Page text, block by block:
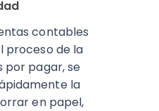
contables
proceso de la
por pagar, se
la
en papel,